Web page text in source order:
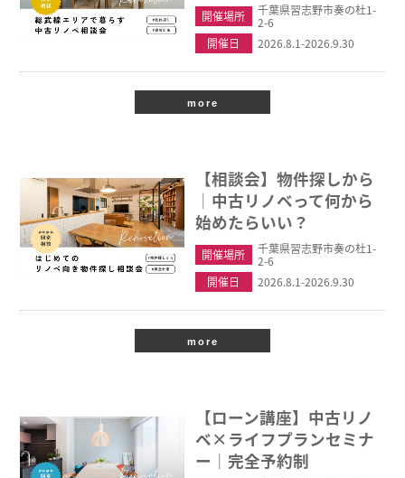
開催場所
千葉県習志野市奏の杜1-
2-6
開催日
2026.8.1-2026.9.30
more
【相談会】物件探しから
│中古リノベって何から
始めたらいい？
開催場所
千葉県習志野市奏の杜1-
2-6
開催日
2026.8.1-2026.9.30
more
【ローン講座】中古リノ
ベ×ライフプランセミナ
ー｜完全予約制